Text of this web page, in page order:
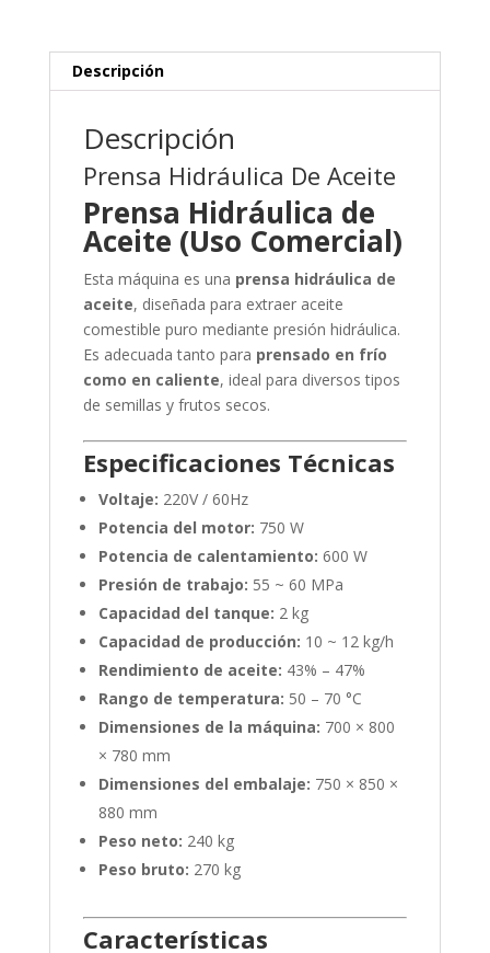
Descripción
Descripción
Prensa Hidráulica De Aceite
Prensa Hidráulica de
Aceite (Uso Comercial)
Esta máquina es una prensa hidráulica de
aceite, diseñada para extraer aceite
comestible puro mediante presión hidráulica.
Es adecuada tanto para prensado en frío
como en caliente, ideal para diversos tipos
de semillas y frutos secos.
Especificaciones Técnicas
Voltaje: 220V / 60Hz
Potencia del motor: 750 W
Potencia de calentamiento: 600 W
Presión de trabajo: 55 ~ 60 MPa
Capacidad del tanque: 2 kg
Capacidad de producción: 10 ~ 12 kg/h
Rendimiento de aceite: 43% – 47%
Rango de temperatura: 50 – 70 °C
Dimensiones de la máquina: 700 × 800
× 780 mm
Dimensiones del embalaje: 750 × 850 ×
880 mm
Peso neto: 240 kg
Peso bruto: 270 kg
Características